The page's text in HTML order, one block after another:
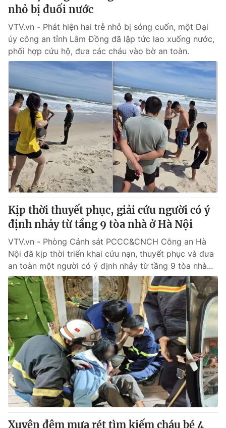
nhỏ bị đuối nước
VTV.vn - Phát hiện hai trẻ nhỏ bị sóng cuốn, một Đại
úy công an tỉnh Lâm Đồng đã lập tức lao xuống nước,
phối hợp cứu hộ, đưa các cháu vào bờ an toàn.
Kịp thời thuyết phục, giải cứu người có ý
định nhảy từ tầng 9 tòa nhà ở Hà Nội
VTV.vn - Phòng Cảnh sát PCCC&CNCH Công an Hà
Nội đã kịp thời triển khai cứu nạn, thuyết phục và đưa
an toàn một người có ý định nhảy từ tầng 9 tòa nhà...
Xuyên đêm mưa rét tìm kiếm cháu bé 4